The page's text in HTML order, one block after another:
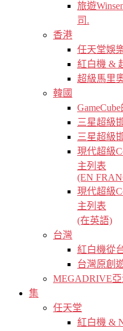
旅遊
司.
香港
任天堂娛
紅白機 &
超級馬里
韓國
三星超級
三星超級
現代超級
主列表
(EN
現代超級
主列表
(在英語)
台灣
紅白機從
台灣原創
MEGADRIVE亞
集
任天堂
紅白機 &